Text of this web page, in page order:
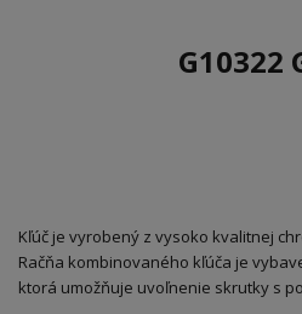
G10322
Kľúč je vyrobený z vysoko kvalitnej
Račňa kombinovaného kľúča je
ktorá umožňuje uvoľnenie skrutky s